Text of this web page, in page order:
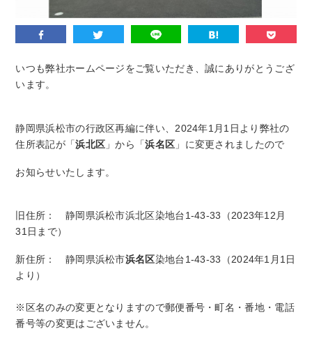
いつも弊社ホームページをご覧いただき、誠にありがとうござ
います。
静岡県浜松市の行政区再編に伴い、2024年1月1日より弊社の
住所表記が「浜北区 」から「浜名区 」に変更されましたので
お知らせいたします。
旧住所： 静岡県浜松市浜北区染地台1-43-33
（2023年12月
31日まで）
新住所： 静岡県浜松市浜名区染地台1-43-33
（2024年1月1日
より）
※区名のみの変更となりますので郵便番号・町名・番地・電話
番号等の変更はございません。